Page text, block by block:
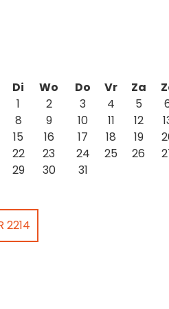
Di Wo Do Vr Za
1 2 3 4 5
8 9 10 11 12
15 16 17 18 19
22 23 24 25 26
29 30 31
2214